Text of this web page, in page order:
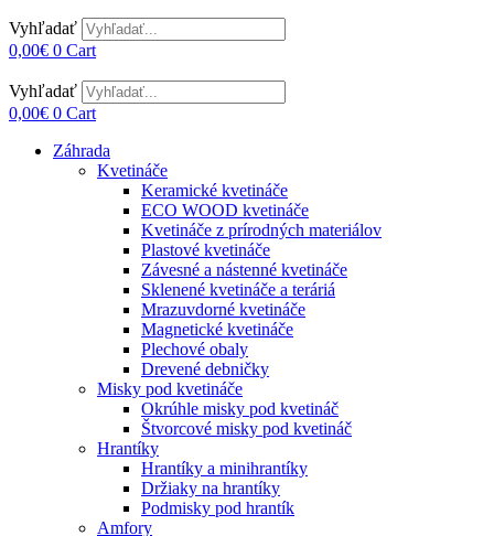
Vyhľadať
0,00€ 0 Cart
Vyhľadať
0,00€ 0 Cart
Záhrada
Kvetináče
Keramické kvetináče
ECO WOOD kvetináče
Kvetináče z prírodných materiálov
Plastové kvetináče
Závesné a nástenné kvetináče
Sklenené kvetináče a teráriá
Mrazuvdorné kvetináče
Magnetické kvetináče
Plechové obaly
Drevené debničky
Misky pod kvetináče
Okrúhle misky pod kvetináč
Štvorcové misky pod kvetináč
Hrantíky
Hrantíky a minihrantíky
Držiaky na hrantíky
Podmisky pod hrantík
Amfory